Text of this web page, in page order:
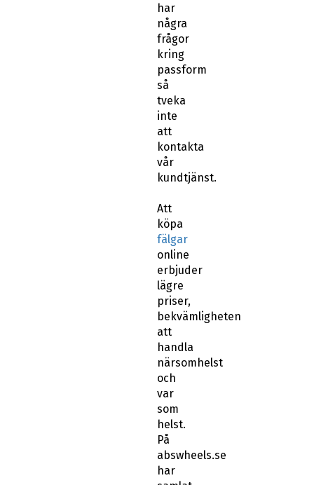
har
några
frågor
kring
passform
så
tveka
inte
att
kontakta
vår
kundtjänst.
Att
köpa
fälgar
online
erbjuder
lägre
priser,
bekvämligheten
att
handla
närsomhelst
och
var
som
helst.
På
abswheels.se
har